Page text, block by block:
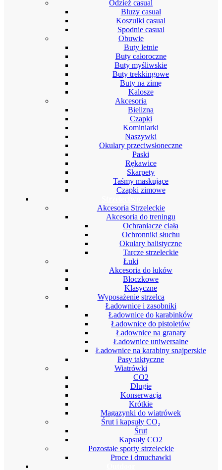
Odzież casual
Bluzy casual
Koszulki casual
Spodnie casual
Obuwie
Buty letnie
Buty całoroczne
Buty myśliwskie
Buty trekkingowe
Buty na zimę
Kalosze
Akcesoria
Bielizna
Czapki
Kominiarki
Naszywki
Okulary przeciwsłoneczne
Paski
Rękawice
Skarpety
Taśmy maskujące
Czapki zimowe
Akcesoria Strzeleckie
Akcesoria do treningu
Ochraniacze ciała
Ochronniki słuchu
Okulary balistyczne
Tarcze strzeleckie
Łuki
Akcesoria do łuków
Bloczkowe
Klasyczne
Wyposażenie strzelca
Ładownice i zasobniki
Ładownice do karabinków
Ładownice do pistoletów
Ładownice na granaty
Ładownice uniwersalne
Ładownice na karabiny snajperskie
Pasy taktyczne
Wiatrówki
CO2
Długie
Konserwacja
Krótkie
Magazynki do wiatrówek
Śrut i kapsuły CO₂
Śrut
Kapsuły CO2
Pozostałe sporty strzeleckie
Proce i dmuchawki